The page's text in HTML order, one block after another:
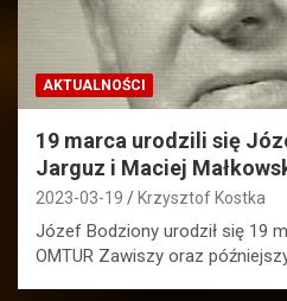
AKTUALNOŚCI
19 marca urodzili się
Jarguz i Maciej
2023-03-19 Krzysztof Kostka
Józef Bodziony urodził się 19
OMTUR Zawiszy oraz